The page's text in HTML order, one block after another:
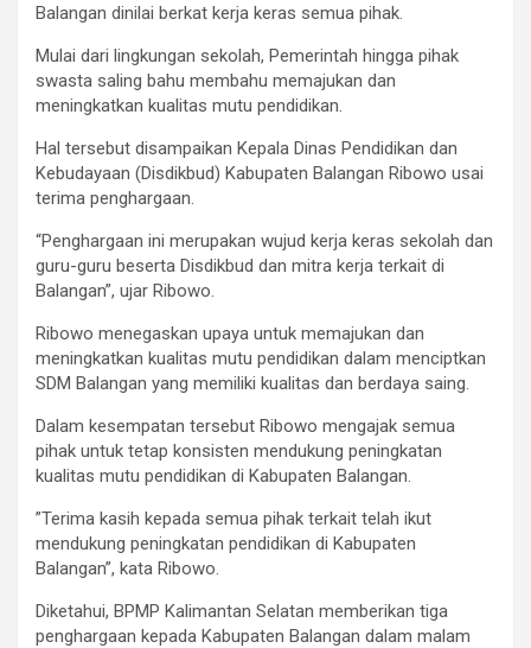
Balangan dinilai berkat kerja keras semua pihak.
Mulai dari lingkungan sekolah, Pemerintah hingga pihak
swasta saling bahu membahu memajukan dan
meningkatkan kualitas mutu pendidikan.
Hal tersebut disampaikan Kepala Dinas Pendidikan dan
Kebudayaan (Disdikbud) Kabupaten Balangan Ribowo usai
terima penghargaan.
“Penghargaan ini merupakan wujud kerja keras sekolah dan
guru-guru beserta Disdikbud dan mitra kerja terkait di
Balangan”, ujar Ribowo.
Ribowo menegaskan upaya untuk memajukan dan
meningkatkan kualitas mutu pendidikan dalam menciptkan
SDM Balangan yang memiliki kualitas dan berdaya saing.
Dalam kesempatan tersebut Ribowo mengajak semua
pihak untuk tetap konsisten mendukung peningkatan
kualitas mutu pendidikan di Kabupaten Balangan.
”Terima kasih kepada semua pihak terkait telah ikut
mendukung peningkatan pendidikan di Kabupaten
Balangan”, kata Ribowo.
Diketahui, BPMP Kalimantan Selatan memberikan tiga
penghargaan kepada Kabupaten Balangan dalam malam